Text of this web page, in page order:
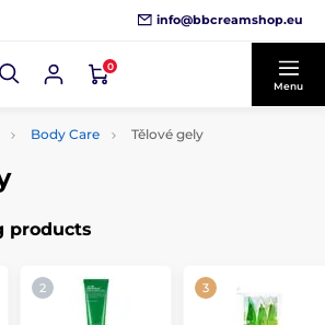
info@bbcreamshop.eu
0
Menu
Body Care Tělové gely
products